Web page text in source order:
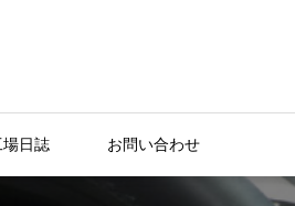
場日誌 お問い合わせ